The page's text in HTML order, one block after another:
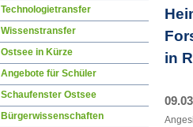
in
Navigation
überspringen
Technologietransfer
Wissenstransfer
Ostsee in Kürze
Angebote für Schüler
Schaufenster Ostsee
Bürgerwissenschaften